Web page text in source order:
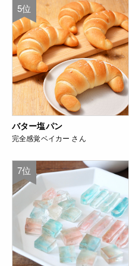
5位
バター塩パン
完全感覚ベイカー さん
7位